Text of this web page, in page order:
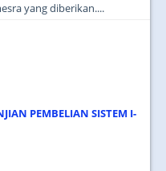
yang diberikan....
PEMBELIAN SISTEM I-